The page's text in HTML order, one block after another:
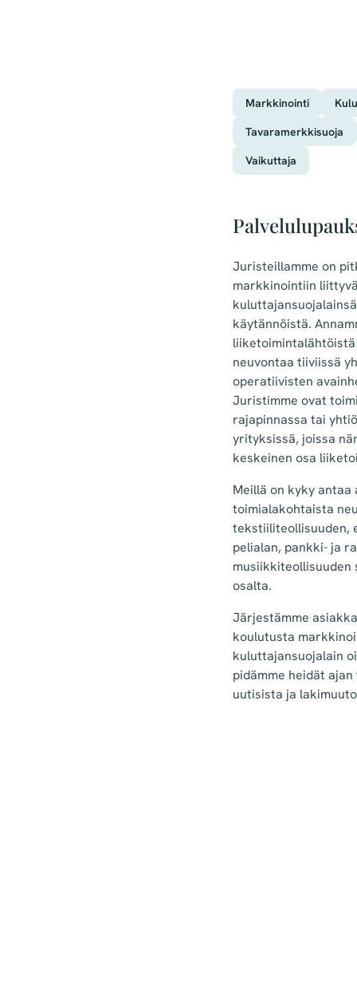
Markkinointi
Tavaramerkkisuoja
Vaikuttaja
Juristeillamme on
markkinointiin
käytännöistä.
neuvontaa tiiviissä
operatiivisten
Juristimme ovat
rajapinnassa tai
yrityksissä, joissa
keskeinen osa
Meillä on kyky antaa
toimialakohtaista
tekstiiliteollisuuden,
pelialan, pankki- ja
musiikkiteollisuuden
osalta.
Järjestämme
koulutusta
kuluttajansuojalain
pidämme heidät
uutisista ja